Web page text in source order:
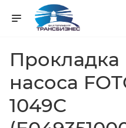
Прокладка
насоса
1049С